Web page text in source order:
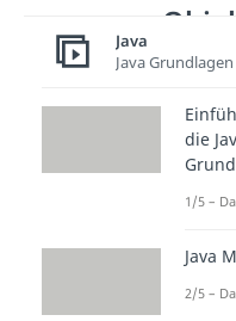
zum
zum
In
Java
Java Grundlagen
die
1/5 –
Java
2/5 –